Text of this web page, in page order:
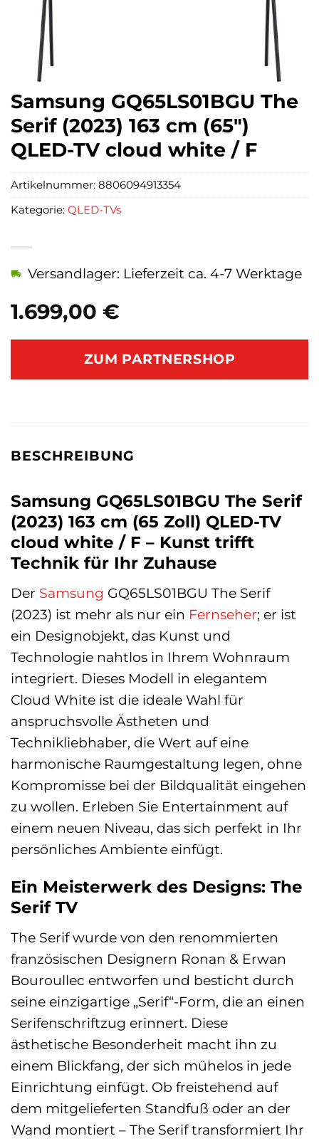
Samsung GQ65LS01BGU The
Serif (2023) 163 cm (65″)
QLED-TV cloud white / F
1.699,00 €
Versandlager: Lieferzeit ca. 4-7 Werktage
ZUM PARTNERSHOP
Artikelnummer: 8806094913354
Kategorie: QLED-TVs
BESCHREIBUNG
Samsung GQ65LS01BGU The Serif
(2023) 163 cm (65 Zoll) QLED-TV
cloud white / F – Kunst trifft
Technik für Ihr Zuhause
Der Samsung GQ65LS01BGU The Serif
(2023) ist mehr als nur ein Fernseher; er ist
ein Designobjekt, das Kunst und
Technologie nahtlos in Ihrem Wohnraum
integriert. Dieses Modell in elegantem
Cloud White ist die ideale Wahl für
anspruchsvolle Ästheten und
Technikliebhaber, die Wert auf eine
harmonische Raumgestaltung legen, ohne
Kompromisse bei der Bildqualität eingehen
zu wollen. Erleben Sie Entertainment auf
einem neuen Niveau, das sich perfekt in Ihr
persönliches Ambiente einfügt.
Ein Meisterwerk des Designs: The
Serif TV
The Serif wurde von den renommierten
französischen Designern Ronan & Erwan
Bouroullec entworfen und besticht durch
seine einzigartige „Serif“-Form, die an einen
Serifenschriftzug erinnert. Diese
ästhetische Besonderheit macht ihn zu
einem Blickfang, der sich mühelos in jede
Einrichtung einfügt. Ob freistehend auf
dem mitgelieferten Standfuß oder an der
Wand montiert – The Serif transformiert Ihr